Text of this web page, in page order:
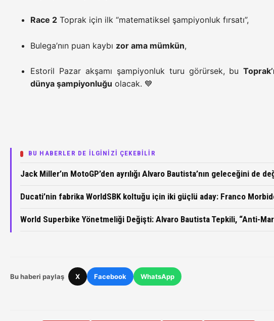
Race 2 Toprak için ilk “matematiksel şampiyonluk fırsatı”,
Bulega’nın puan kaybı zor ama mümkün,
Estoril Pazar akşamı şampiyonluk turu görürsek, bu
dünya şampiyonluğu olacak. 💙
BU HABERLER DE İLGİNİZİ ÇEKEBİLİR
Jack Miller’ın MotoGP’den ayrılığı Alvaro Bautista’nın geleceğini de
Ducati’nin fabrika WorldSBK koltuğu için iki güçlü aday: Franco
World Superbike Yönetmeliği Değişti: Alvaro Bautista Tepkili, “Anti-
Bu haberi paylaş X Facebook WhatsApp